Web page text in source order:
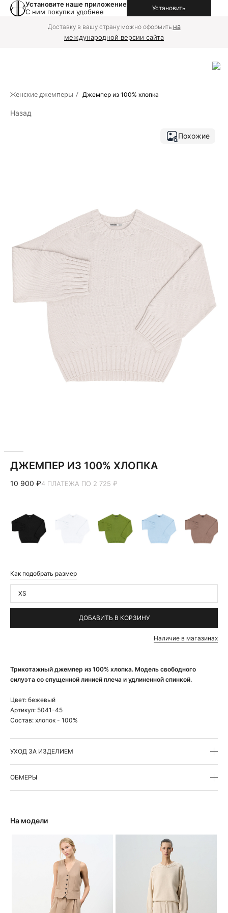
Установите наше приложение
С ним покупки удобнее
Установить
Доставку в вашу страну можно оформить на
международной версии сайта
Женские джемперы / Джемпер из 100% хлопка
Назад
Трикотажный джемпер из 100% хлопка. Модель свободного
силуэта со спущенной линией плеча и удлиненной спинкой.
Цвет: бежевый
Артикул: 5041-45
Состав: хлопок - 100%
УХОД ЗА ИЗДЕЛИЕМ
ОБМЕРЫ
Похожие
ДЖЕМПЕР ИЗ 100% ХЛОПКА
10 900 ₽4 ПЛАТЕЖА ПО 2 725 ₽
Как подобрать размер
XS
ДОБАВИТЬ В КОРЗИНУ
Наличие в магазинах
На модели